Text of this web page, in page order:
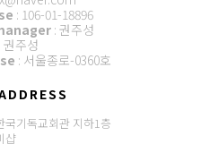
: 106-01-18896
: 권주성
: 권주성
: 서울종로-0360호
국기독교회관 지하1층
샵